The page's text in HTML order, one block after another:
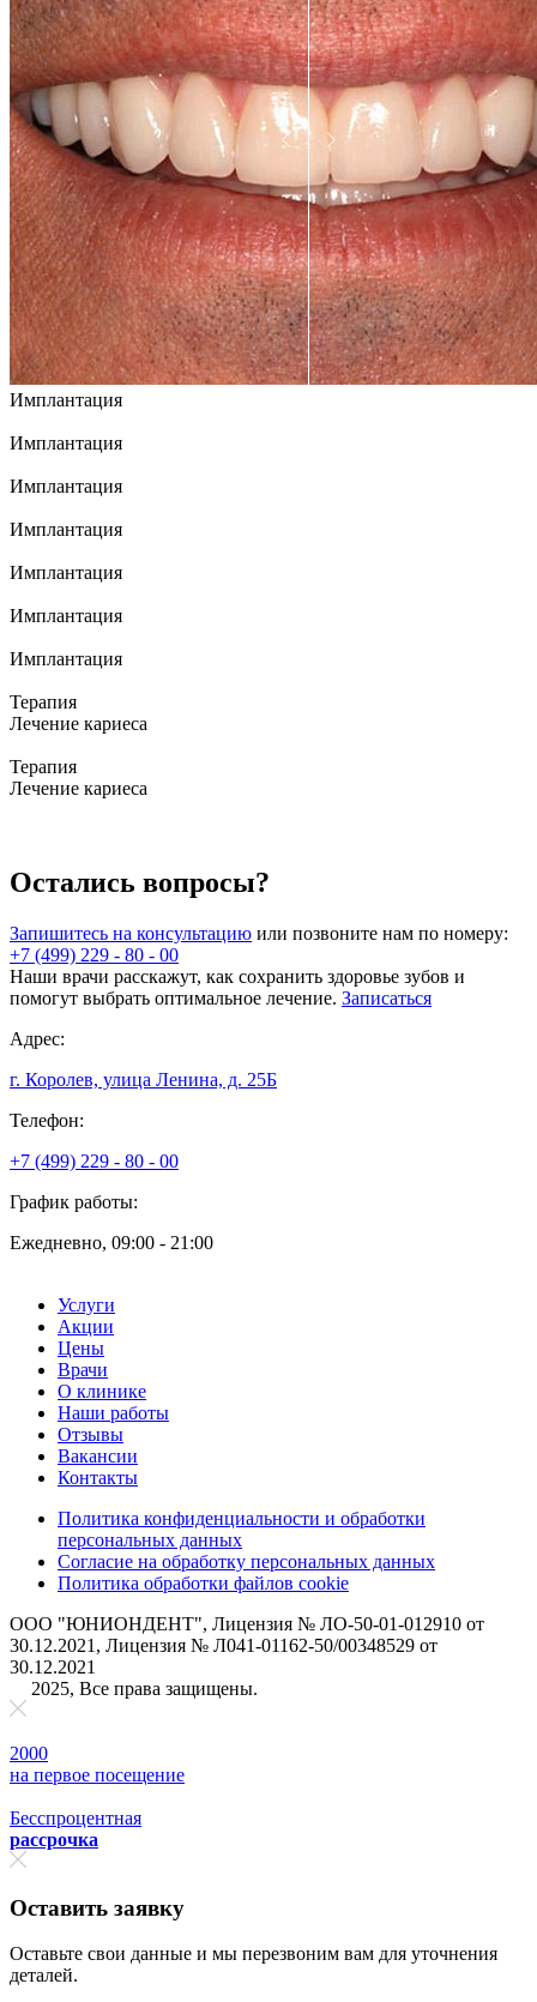
Имплантация
Имплантация
Имплантация
Имплантация
Имплантация
Имплантация
Имплантация
Терапия
Лечение кариеса
Терапия
Лечение кариеса
Остались вопросы?
Запишитесь на консультацию или позвоните нам по номеру:
+7 (499) 229 - 80 - 00
Наши врачи расскажут, как сохранить здоровье зубов и
помогут выбрать оптимальное лечение. Записаться
Адрес:
г. Королев, улица Ленина, д. 25Б
Телефон:
+7 (499) 229 - 80 - 00
График работы:
Ежедневно, 09:00 - 21:00
Услуги
Акции
Цены
Врачи
О клинике
Наши работы
Отзывы
Вакансии
Контакты
Политика конфиденциальности и обработки
персональных данных
Согласие на обработку персональных данных
Политика обработки файлов cookie
ООО "ЮНИОНДЕНТ", Лицензия № ЛО-50-01-012910 от
30.12.2021, Лицензия № Л041-01162-50/00348529 от
30.12.2021
2025, Все права защищены.
2000
на первое поcещение
Бесспроцентная
рассрочка
Оставить заявку
Оставьте свои данные и мы перезвоним вам для уточнения
деталей.